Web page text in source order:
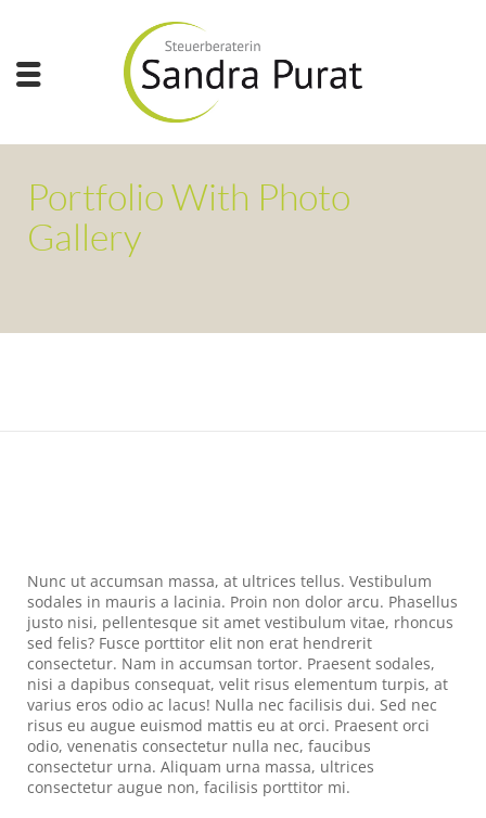
Portfolio With Photo
Gallery
Nunc ut accumsan massa, at ultrices tellus. Vestibulum
sodales in mauris a lacinia. Proin non dolor arcu. Phasellus
justo nisi, pellentesque sit amet vestibulum vitae, rhoncus
sed felis? Fusce porttitor elit non erat hendrerit
consectetur. Nam in accumsan tortor. Praesent sodales,
nisi a dapibus consequat, velit risus elementum turpis, at
varius eros odio ac lacus! Nulla nec facilisis dui. Sed nec
risus eu augue euismod mattis eu at orci. Praesent orci
odio, venenatis consectetur nulla nec, faucibus
consectetur urna. Aliquam urna massa, ultrices
consectetur augue non, facilisis porttitor mi.